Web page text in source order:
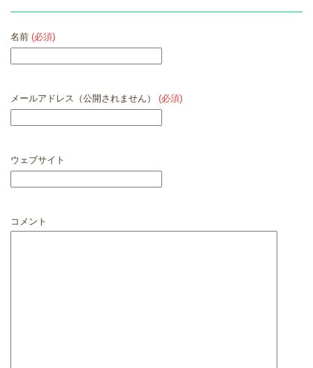
名前 (必須)
メールアドレス（公開されません） (必須)
ウェブサイト
コメント